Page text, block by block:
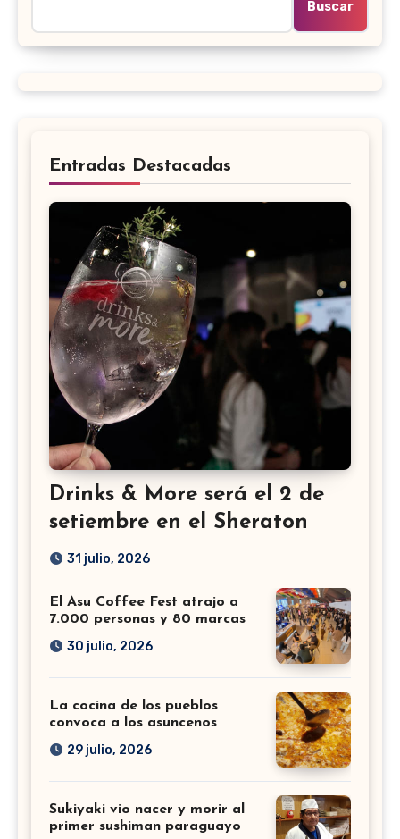
Buscar
Entradas Destacadas
Drinks & More será el 2 de
setiembre en el Sheraton
31 julio, 2026
El Asu Coffee Fest atrajo a
7.000 personas y 80 marcas
30 julio, 2026
La cocina de los pueblos
convoca a los asuncenos
29 julio, 2026
Sukiyaki vio nacer y morir al
primer sushiman paraguayo